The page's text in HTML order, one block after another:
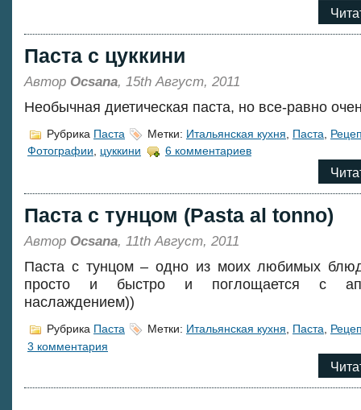
Паста с цуккини
Автор Ocsana, 15th Август, 2011
Необычная диетическая паста, но все-равно
Рубрика Паста Метки: Итальянская кухня Паста
Фотографии, цуккини 6 комментариев
Паста с тунцом (Pasta al tonno)
Автор Ocsana, 11th Август, 2011
Паста с тунцом – одно из моих любимых
просто и быстро и поглощается с
наслаждением))
Рубрика Паста Метки: Итальянская кухня Паста
3 комментария